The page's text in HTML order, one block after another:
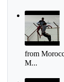
from
M...